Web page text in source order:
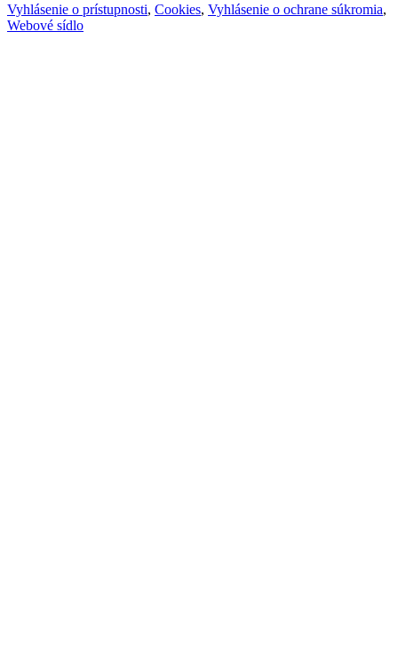
Vyhlásenie o prístupnosti, Cookies, Vyhlásenie o ochrane súkromia,
Webové sídlo